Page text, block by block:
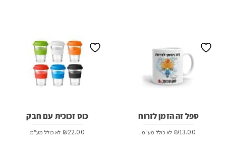
ספל זה הזמן לזרוח
₪13.00 לא כולל מע"מ
כוס זכוכית עם חבק
₪22.00 לא כולל מע"מ